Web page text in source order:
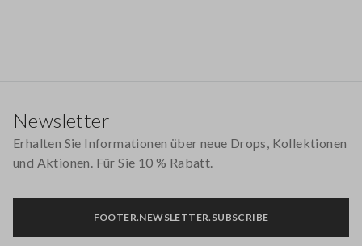
Newsletter
Erhalten Sie Informationen über neue Drops, Kollektionen
und Aktionen. Für Sie 10 % Rabatt.
FOOTER.NEWSLETTER.SUBSCRIBE